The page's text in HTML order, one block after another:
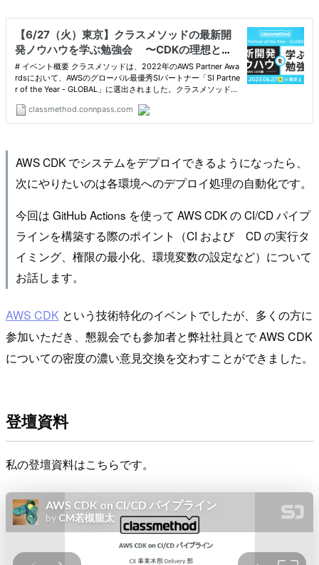
AWS CDK でシステムをデプロイできるようになったら、
次にやりたいのは各環境へのデプロイ処理の自動化です。
今回は GitHub Actions を使って AWS CDK の CI/CD パイプ
ラインを構築する際のポイント（CI および CD の実行タ
イミング、権限の最小化、環境変数の設定など）について
お話します。
AWS CDK という技術特化のイベントでしたが、多くの方に
参加いただき、懇親会でも参加者と弊社社員とで AWS CDK
についての密度の濃い意見交換を交わすことができました。
登壇資料
私の登壇資料はこちらです。